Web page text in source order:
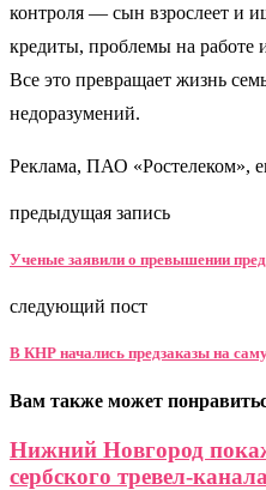
контроля — сын взрослеет и
кредиты, проблемы на работе
Все это превращает жизнь
недоразумений.
Реклама, ПАО «Ростелеком»,
предыдущая запись
Ученые заявили о превышении
следующий пост
В КНР начались предзаказы на
Вам также может
Нижний Новгород
сербского тревел-